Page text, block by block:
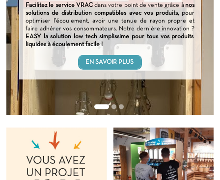
Facilitez le service VRACdans votre point de vente grâce à nos
solutions de distribution compatibles avec vos produits,pour
optimiser l’écoulement, avoir une tenue de rayon propre et
faire adhérer vos consommateurs. Notre dernière innovation ?
EASY la solution low tech simplissime pour tous vos produits
liquides à écoulement facile !
EN SAVOIR PLUS